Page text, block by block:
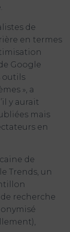
de
en termes
Google
outils
», a
y aurait
mais
en
de
Trends, un
recherche